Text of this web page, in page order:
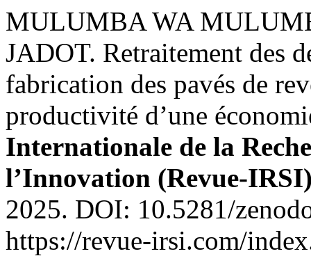
MULUMBA WA
JADOT. Retraitement des
fabrication des pavés de
productivité d’une
Internationale de la
l’Innovation (Revue-
2025. DOI: 10.5281/
https://revue-irsi.com/